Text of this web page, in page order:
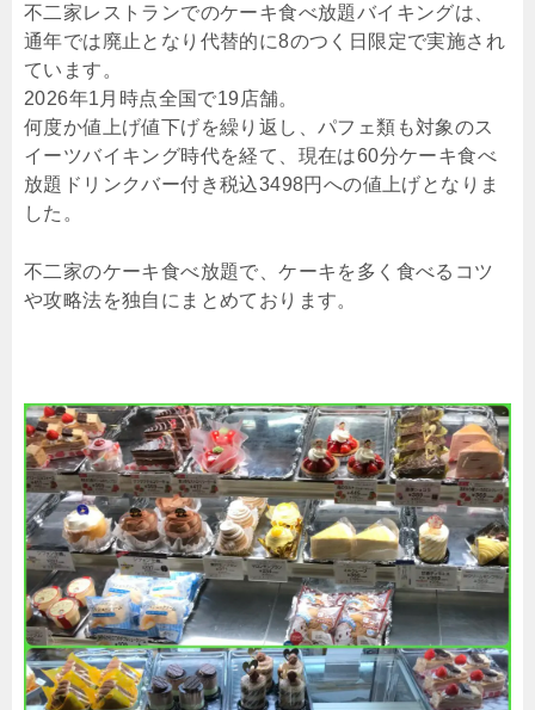
不二家レストランでのケーキ食べ放題バイキングは、
通年では廃止となり代替的に8のつく日限定で実施され
ています。
2026年1月時点全国で19店舗。
何度か値上げ値下げを繰り返し、パフェ類も対象のス
イーツバイキング時代を経て、現在は60分ケーキ食べ
放題ドリンクバー付き税込3498円への値上げとなりま
した。
不二家のケーキ食べ放題で、ケーキを多く食べるコツ
や攻略法を独自にまとめております。